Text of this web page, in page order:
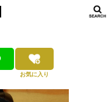
お気に入り